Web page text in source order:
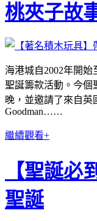
桃夾子故
海港城自2002年開
聖誕籌款活動。今個
晚，並邀請了來自
Goodman……
繼續觀看+
【聖誕必
聖誕